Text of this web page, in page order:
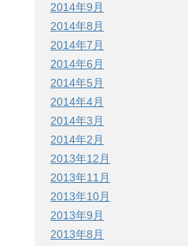
2014年9月
2014年8月
2014年7月
2014年6月
2014年5月
2014年4月
2014年3月
2014年2月
2013年12月
2013年11月
2013年10月
2013年9月
2013年8月